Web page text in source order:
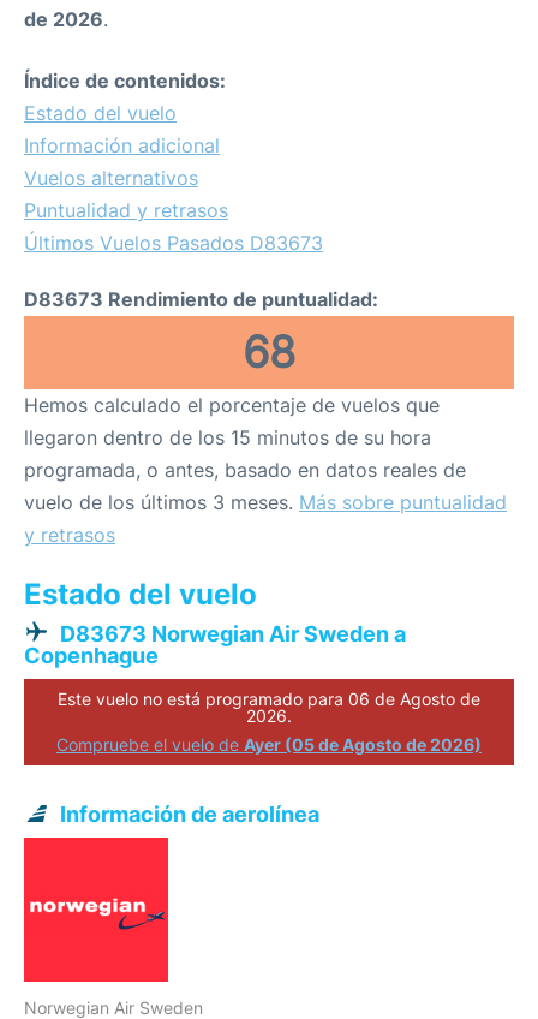
de 2026.
Índice de contenidos:
Estado del vuelo
Información adicional
Vuelos alternativos
Puntualidad y retrasos
Últimos Vuelos Pasados D83673
D83673 Rendimiento de puntualidad:
68
Hemos calculado el porcentaje de vuelos que
llegaron dentro de los 15 minutos de su hora
programada, o antes, basado en datos reales de
vuelo de los últimos 3 meses. Más sobre puntualidad
y retrasos
Estado del vuelo
D83673 Norwegian Air Sweden a
Copenhague
Este vuelo no está programado para 06 de Agosto de
2026.
Compruebe el vuelo de Ayer (05 de Agosto de 2026)
Información de aerolínea
Norwegian Air Sweden